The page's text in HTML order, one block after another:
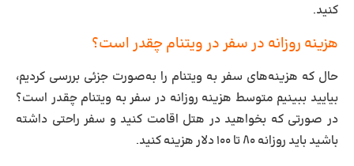
کنید.
هزینه روزانه در سفر در ویتنام چقدر است؟
حال که هزینه‌های سفر به ویتنام را به‌صورت جزئی بررسی کردیم،
بیایید ببینیم متوسط هزینه روزانه در سفر به ویتنام چقدر است؟
در صورتی که بخواهید در هتل اقامت کنید و سفر راحتی داشته
باشید باید روزانه ۸۰ تا ۱۰۰ دلار هزینه کنید.